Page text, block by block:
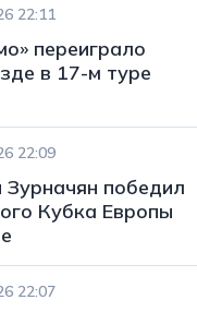
22:11
переиграло
в 17-м туре
22:09
Зурначян победил
Кубка Европы
22:07